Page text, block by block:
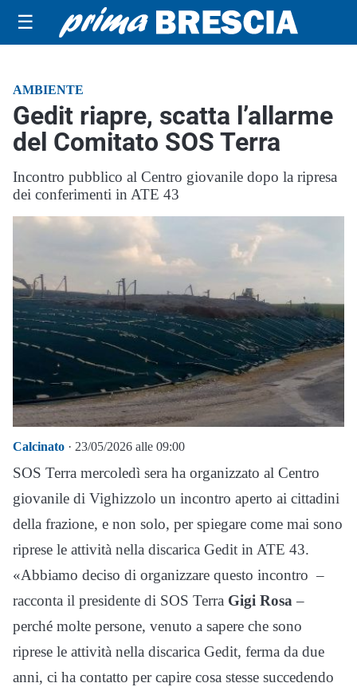
☰
AMBIENTE
Gedit riapre, scatta l’allarme
del Comitato SOS Terra
Incontro pubblico al Centro giovanile dopo la ripresa
dei conferimenti in ATE 43
Calcinato · 23/05/2026 alle 09:00
SOS Terra mercoledì sera ha organizzato al Centro
giovanile di Vighizzolo un incontro aperto ai cittadini
della frazione, e non solo, per spiegare come mai sono
riprese le attività nella discarica Gedit in ATE 43.
«Abbiamo deciso di organizzare questo incontro –
racconta il presidente di SOS Terra Gigi Rosa –
perché molte persone, venuto a sapere che sono
riprese le attività nella discarica Gedit, ferma da due
anni, ci ha contatto per capire cosa stesse succedendo